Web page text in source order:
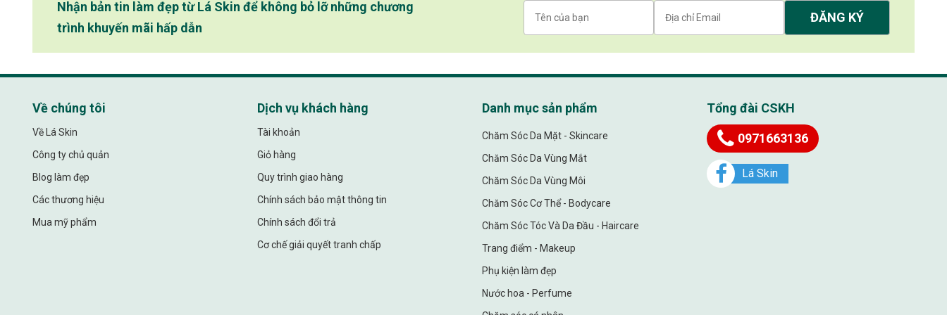
Nhận bản tin làm đẹp từ Lá Skin để không bỏ lỡ những chương
trình khuyến mãi hấp dẫn
Về chúng tôi
Về Lá Skin
Công ty chủ quản
Blog làm đẹp
Các thương hiệu
Mua mỹ phẩm
Dịch vụ khách hàng
Tài khoản
Giỏ hàng
Quy trình giao hàng
Chính sách bảo mật thông tin
Chính sách đổi trả
Cơ chế giải quyết tranh chấp
Danh mục sản phẩm
Chăm Sóc Da Mặt - Skincare
Chăm Sóc Da Vùng Mắt
Chăm Sóc Da Vùng Môi
Chăm Sóc Cơ Thể - Bodycare
Chăm Sóc Tóc Và Da Đầu - Haircare
Trang điểm - Makeup
Phụ kiện làm đẹp
Nước hoa - Perfume
Tổng đài CSKH
0971663136
Lá Skin